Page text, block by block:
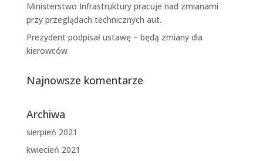
Ministerstwo Infrastruktury pracuje nad zmianami
przy przeglądach technicznych aut.
Prezydent podpisał ustawę – będą zmiany dla
kierowców
Najnowsze komentarze
Archiwa
sierpień 2021
kwiecień 2021